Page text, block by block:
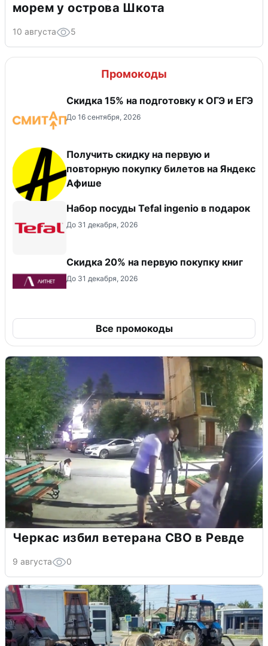
морем у острова Шкота
10 августа 5
Промокоды
Скидка 15% на подготовку к ОГЭ и ЕГЭ
До 16 сентября, 2026
Получить скидку на первую и
повторную покупку билетов на Яндекс
Афише
Набор посуды Tefal ingenio в подарок
До 31 декабря, 2026
Скидка 20% на первую покупку книг
До 31 декабря, 2026
Все промокоды
Черкас избил ветерана СВО в Ревде
9 августа 0